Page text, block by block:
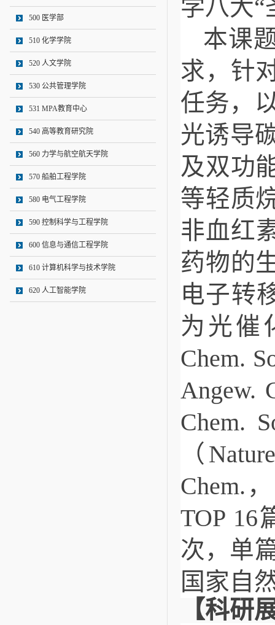
500 医学部
510 化学学院
520 人文学院
530 公共管理学院
531 MPA教育中心
540 高等教育研究院
560 力学与航空航天学院
570 船舶工程学院
580 电气工程学院
590 控制科学与工程学院
600 信息与通信工程学院
610 计算机科学与技术学院
620 人工智能学院
学八大“
本课
求，针
任务，
光诱导
及双功
等轻质
非血红
药物的
电子转
为光催
Chem.
Angew.
Chem.
（
Chem.
TOP 16
次，单
国家自
【科研